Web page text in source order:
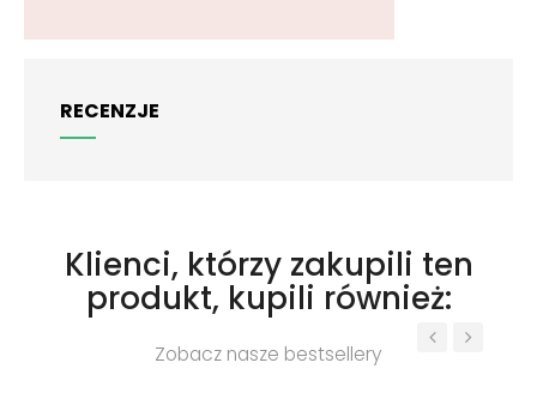
RECENZJE
Klienci, którzy zakupili ten
produkt, kupili również:
Zobacz nasze bestsellery